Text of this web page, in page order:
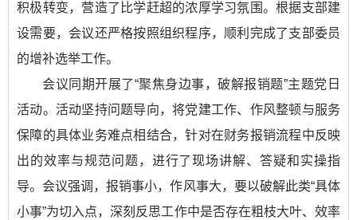
积极转变，营造了比学赶超的浓厚学习氛围。根据支部建
设需要，会议还严格按照组织程序，顺利完成了支部委员
的增补选举工作。
会议同期开展了“聚焦身边事，破解报销题”主题党日
活动。活动坚持问题导向，将党建工作、作风整顿与服务
保障的具体业务难点相结合，针对在财务报销流程中反映
出的效率与规范问题，进行了现场讲解、答疑和实操指
导。会议强调，报销事小，作风事大，要以破解此类“具体
小事”为切入点，深刻反思工作中是否存在粗枝大叶、效率